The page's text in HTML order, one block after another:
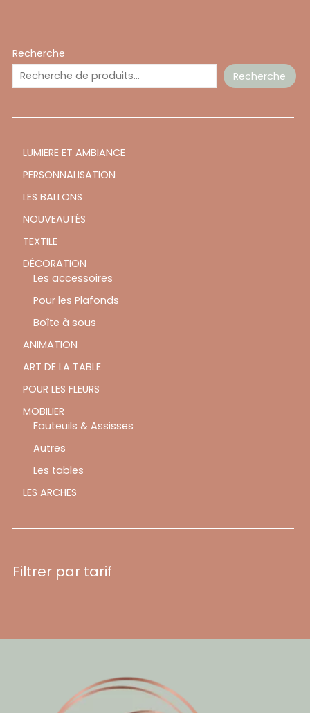
Recherche
Recherche
LUMIERE ET AMBIANCE
PERSONNALISATION
LES BALLONS
NOUVEAUTÉS
TEXTILE
DÉCORATION
Les accessoires
Pour les Plafonds
Boîte à sous
ANIMATION
ART DE LA TABLE
POUR LES FLEURS
MOBILIER
Fauteuils & Assisses
Autres
Les tables
LES ARCHES
Filtrer par tarif